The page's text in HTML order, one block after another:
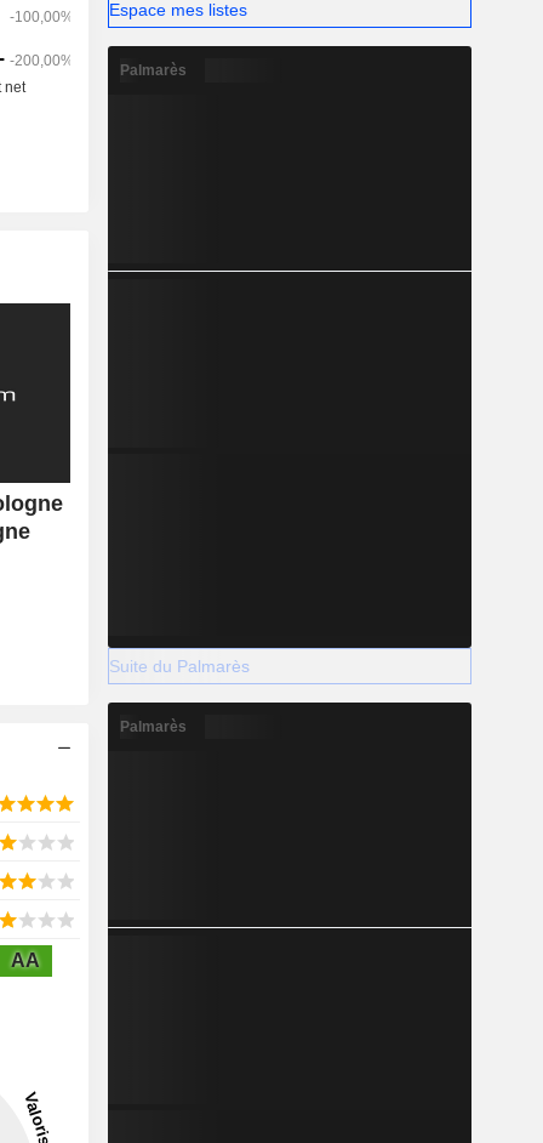
AA
Espace mes listes
Palmarès
Suite du Palmarès
Palmarès